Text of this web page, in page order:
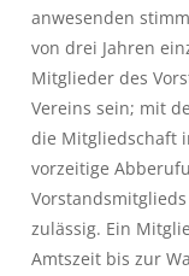
anwesenden
von drei Jahren
Mitglieder des
Vereins sein; mit
die Mitgliedschaft
vorzeitige
zulässig. Ein
Amtszeit bis zur